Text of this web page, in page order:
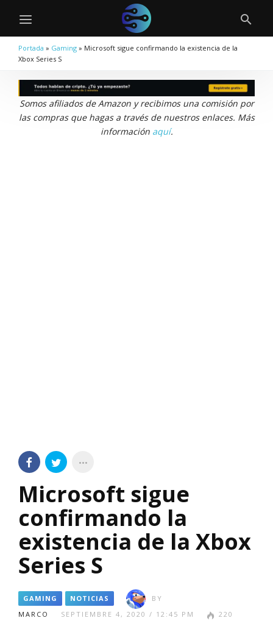
Portada » Gaming » Microsoft sigue confirmando la existencia de la
Xbox Series S
Somos afiliados de Amazon y recibimos una comisión por
las compras que hagas a través de nuestros enlaces. Más
información aquí.
Microsoft sigue
confirmando la
existencia de la Xbox
Series S
GAMING NOTICIAS
BY
MARCO
SEPTIEMBRE 4, 2020 / 12:45 PM 220